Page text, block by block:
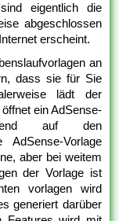
eigentlich die
abgeschlossen
erscheint.
an
dass sie für Sie
lädt der
ein AdSense-
auf den
Vorlage
aber bei weitem
der Vorlage ist
vorlagen wird
generiert darüber